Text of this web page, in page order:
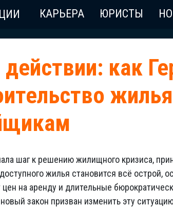
КАРЬЕРА ЮРИСТЫ
как
шаг к решению жилищного кризиса,
жилья становится всё острой,
цен на аренду и длительные
закон призван изменить эту